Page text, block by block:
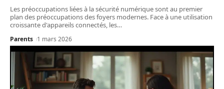
Les préoccupations liées à la sécurité numérique sont au premier
plan des préoccupations des foyers modernes. Face à une utilisation
croissante d'appareils connectés, les…
Parents 1 mars 2026